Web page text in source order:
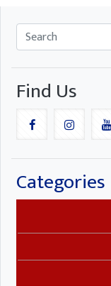
Find Us
Categories